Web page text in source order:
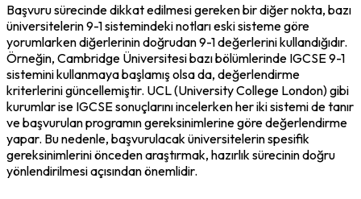
Başvuru sürecinde dikkat edilmesi gereken bir diğer nokta, bazı
üniversitelerin 9-1 sistemindeki notları eski sisteme göre
yorumlarken diğerlerinin doğrudan 9-1 değerlerini kullandığıdır.
Örneğin, Cambridge Üniversitesi bazı bölümlerinde IGCSE 9-1
sistemini kullanmaya başlamış olsa da, değerlendirme
kriterlerini güncellemiştir. UCL (University College London) gibi
kurumlar ise IGCSE sonuçlarını incelerken her iki sistemi de tanır
ve başvurulan programın gereksinimlerine göre değerlendirme
yapar. Bu nedenle, başvurulacak üniversitelerin spesifik
gereksinimlerini önceden araştırmak, hazırlık sürecinin doğru
yönlendirilmesi açısından önemlidir.